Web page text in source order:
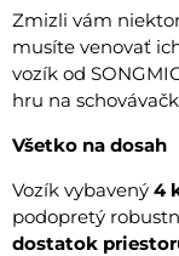
Zmizli vám
musíte venovať
vozík od
hru na
Všetko na dosah
Vozík vybavený 4
podopretý
dostatok